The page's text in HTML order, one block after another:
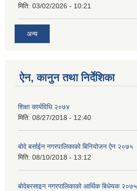
मिति: 03/02/2026 - 10:21
अन्य
ऐन, कानुन तथा निर्देशिका
शिक्षा कार्यविधि २०७४
मिति: 08/27/2018 - 12:40
बोदे बर्साईन नगरपालिकाको बिनियोजन ऐन २०७५
मिति: 08/10/2018 - 13:12
बोदेबरसाइन नगरपालिकाको आर्थिक बिधेयक २०७५